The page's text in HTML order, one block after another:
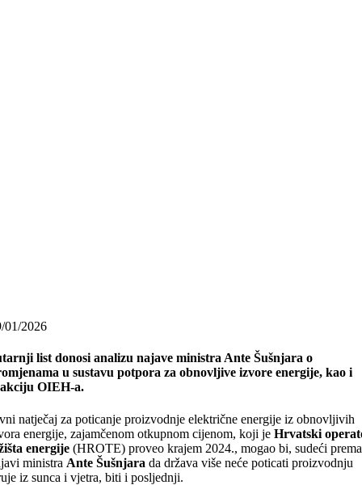
01/2026
list donosi analizu najave ministra Ante Šušnjara o
u sustavu potpora za obnovljive izvore energije, kao i
OIEH-a.
natječaj za poticanje proizvodnje električne energije iz obnovljivih
energije, zajamčenom otkupnom cijenom, koji je Hrvatski
energije(HROTE) proveo krajem 2024., mogao bi, sudeći prema
ministra Ante Šušnjara da država više neće poticati proizvodnju
iz sunca i vjetra, biti i posljednji.